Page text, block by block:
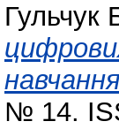
Гульчук
№ 14.